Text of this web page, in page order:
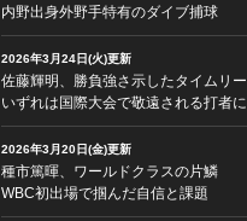
内野出身外野手特有のダイブ捕球
2026年3月24日(火)更新
佐藤輝明、勝負強さ示したタイムリー
いずれは国際大会で敬遠される打者に
2026年3月20日(金)更新
種市篤暉、ワールドクラスの片鱗
WBC初出場で掴んだ自信と課題